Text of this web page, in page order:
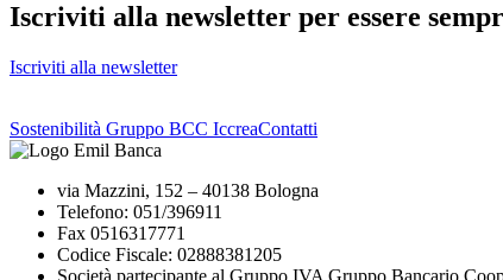
Iscriviti alla newsletter per essere
Iscriviti alla newsletter
Sostenibilità Gruppo BCC IccreaContatti
via Mazzini, 152 – 40138 Bologna
Telefono: 051/396911
Fax 0516317771
Codice Fiscale: 02888381205
Società partecipante al Gruppo IVA Gruppo Bancario